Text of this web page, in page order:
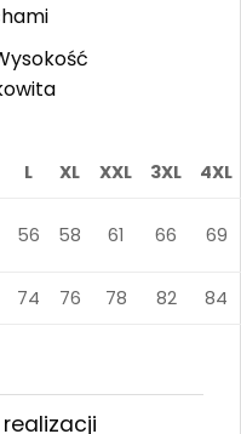
L XL XXL 3XL 4XL
56 58 61 66 69
74 76 78 82 84
realizacji